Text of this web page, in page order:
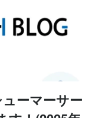
ューマーサー